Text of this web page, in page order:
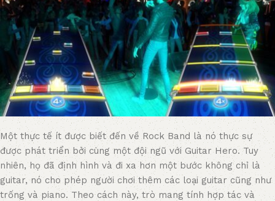
Một thực tế ít được biết đến về Rock Band là nó thực sự
được phát triển bởi cùng một đội ngũ với Guitar Hero. Tuy
nhiên, họ đã định hình và đi xa hơn một bước không chỉ là
guitar, nó cho phép người chơi thêm các loại guitar cũng như
trống và piano. Theo cách này, trò mang tính hợp tác và